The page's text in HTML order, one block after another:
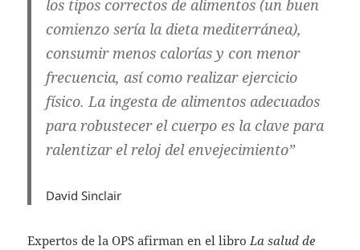
los tipos correctos de alimentos (un buen
comienzo sería la dieta mediterránea),
consumir menos calorías y con menor
frecuencia, así como realizar ejercicio
físico. La ingesta de alimentos adecuados
para robustecer el cuerpo es la clave para
ralentizar el reloj del envejecimiento”
David Sinclair
Expertos de la OPS afirman en el libro La salud de